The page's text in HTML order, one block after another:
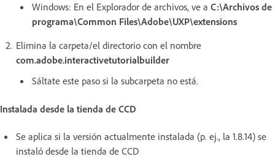
Windows: En el Explorador de archivos, ve a C:\Archivos de
programa\Common Files\Adobe\UXP\extensions
Elimina la carpeta/el directorio con el nombre
com.adobe.interactivetutorialbuilder
Sáltate este paso si la subcarpeta no está.
Instalada desde la tienda de CCD
Se aplica si la versión actualmente instalada (p. ej., la 1.8.14) se
instaló desde la tienda de CCD